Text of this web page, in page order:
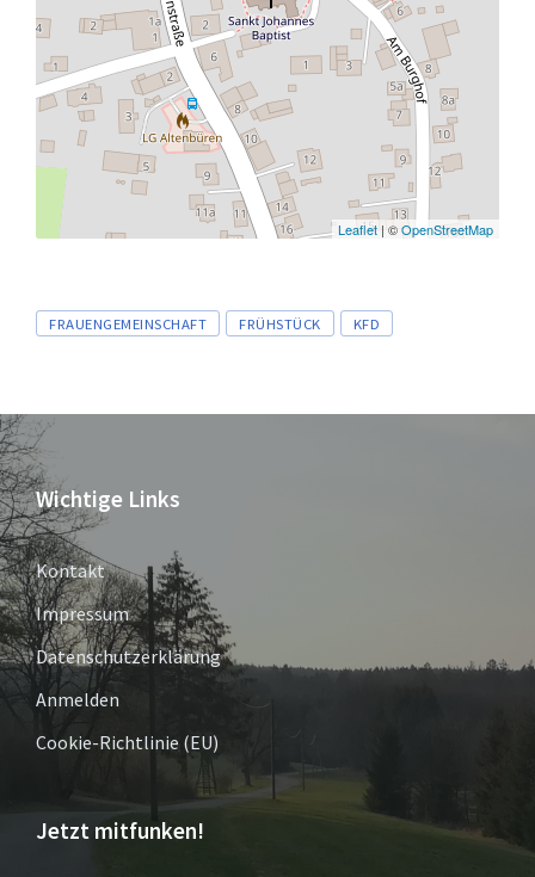
Leaflet | ©OpenStreetMap
Tags
FRAUENGEMEINSCHAFT FRÜHSTÜCK KFD
Wichtige Links
Kontakt
Impressum
Datenschutzerklärung
Anmelden
Cookie-Richtlinie (EU)
Jetzt mitfunken!